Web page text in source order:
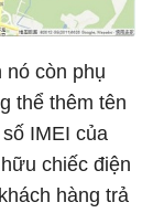
nó còn phụ
thể thêm tên
IMEI của
chiếc điện
hàng trả